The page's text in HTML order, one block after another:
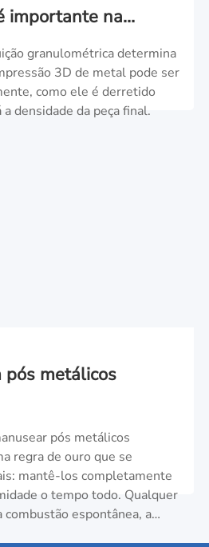
importante na
metal
granulométrica determina
3D de metal pode ser
como ele é derretido
densidade da peça final.
pós metálicos
pós metálicos
regra de ouro que se
mantê-los completamente
o tempo todo. Qualquer
espontânea, a